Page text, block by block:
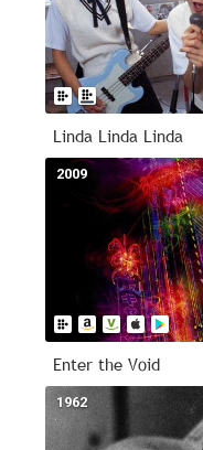
Linda Linda Linda
2009
Enter the Void
1962